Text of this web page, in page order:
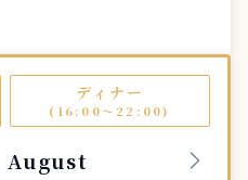
ディナー
(16:00〜22:00)
August